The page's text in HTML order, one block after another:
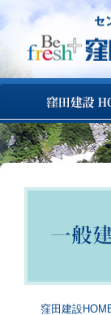
コンテンツへ移動
窪田建設